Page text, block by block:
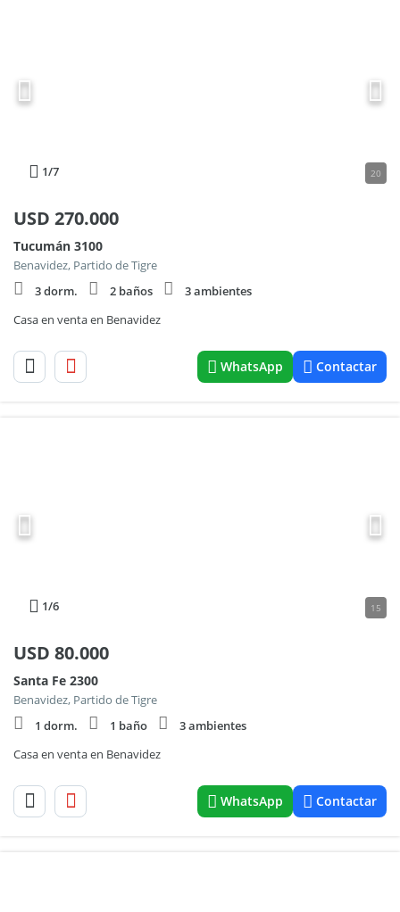
1/7 20
USD 270.000
Tucumán 3100
Benavidez, Partido de Tigre
3 dorm.
2 baños
3 ambientes
Casa en venta en Benavidez
WhatsApp Contactar
1/6 15
USD 80.000
Santa Fe 2300
Benavidez, Partido de Tigre
1 dorm.
1 baño
3 ambientes
Casa en venta en Benavidez
WhatsApp Contactar